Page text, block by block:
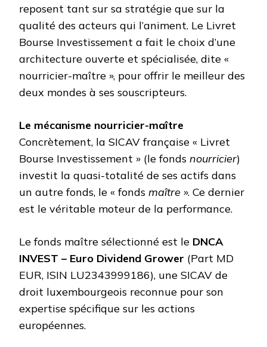
reposent tant sur sa stratégie que sur la
qualité des acteurs qui l’animent. Le Livret
Bourse Investissement a fait le choix d’une
architecture ouverte et spécialisée, dite «
nourricier-maître », pour offrir le meilleur des
deux mondes à ses souscripteurs.
Le mécanisme nourricier-maître
Concrètement, la SICAV française « Livret
Bourse Investissement » (le fonds nourricier)
investit la quasi-totalité de ses actifs dans
un autre fonds, le « fonds maître ». Ce dernier
est le véritable moteur de la performance.
Le fonds maître sélectionné est le DNCA
INVEST – Euro Dividend Grower (Part MD
EUR, ISIN LU2343999186), une SICAV de
droit luxembourgeois reconnue pour son
expertise spécifique sur les actions
européennes.